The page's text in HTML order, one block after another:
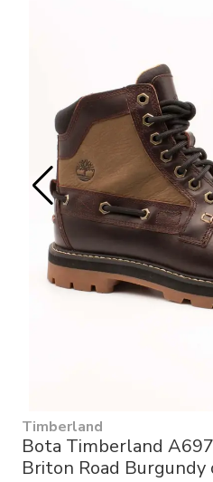
Timberland
Bota Timberland
Briton Road Burgundy